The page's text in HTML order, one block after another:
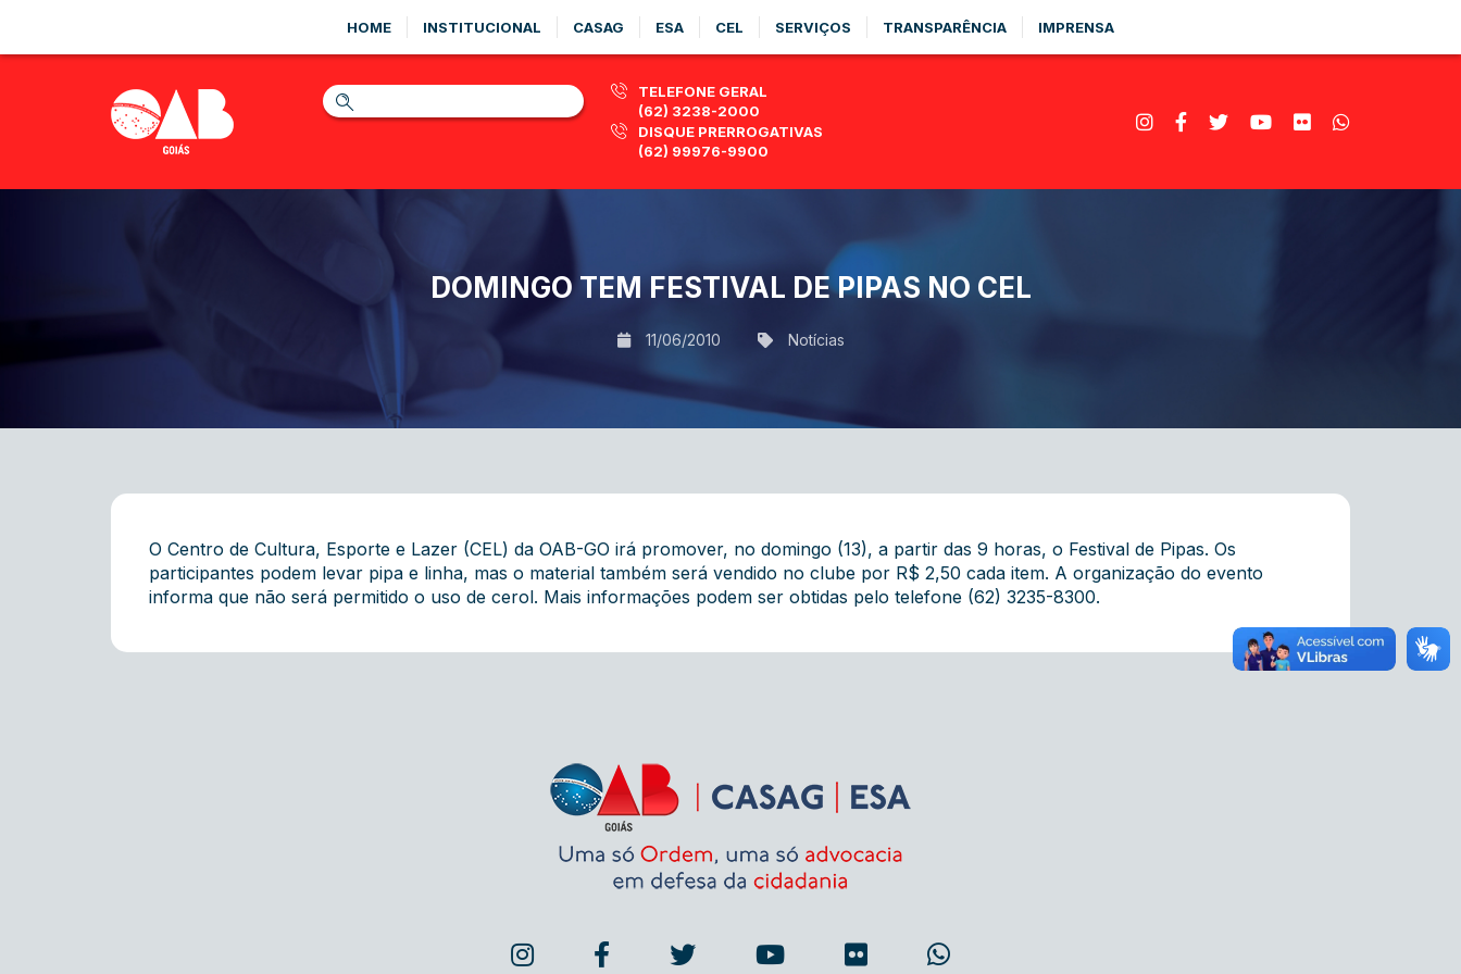
HOME INSTITUCIONAL CASAG ESA CEL SERVIÇOS TRANSPARÊNCIA IMPRENSA
TELEFONE GERAL
(62) 3238-2000
DISQUE PRERROGATIVAS
(62) 99976-9900
DOMINGO TEM FESTIVAL DE PIPAS NO CEL
11/06/2010 Notícias
O Centro de Cultura, Esporte e Lazer (CEL) da OAB-GO irá promover, no domingo (13), a partir das 9 horas, o Festival de Pipas. Os
participantes podem levar pipa e linha, mas o material também será vendido no clube por R$ 2,50 cada item. A organização do evento
informa que não será permitido o uso de cerol. Mais informações podem ser obtidas pelo telefone (62) 3235-8300.